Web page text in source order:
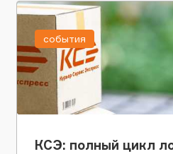
КСЭ: полный цикл
события